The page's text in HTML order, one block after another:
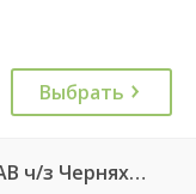
Выбрать
680Э Гусев КДП — Калининград АВ ч/з Черняховск АС